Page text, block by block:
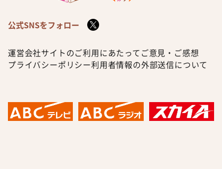
公式SNSをフォロー
運営会社サイトのご利用にあたって ご意見・ご感想
プライバシーポリシー利用者情報の外部送信について